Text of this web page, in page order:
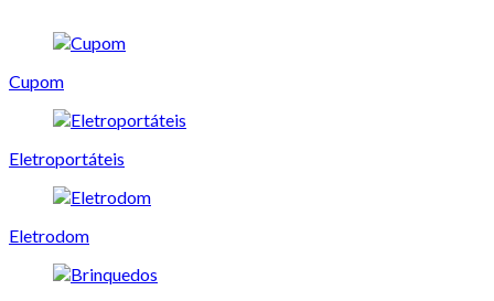
Cupom
Eletroportáteis
Eletrodom